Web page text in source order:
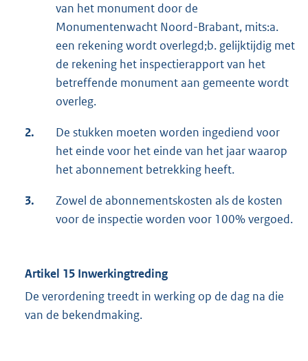
van het monument door de
Monumentenwacht Noord-Brabant, mits:a.
een rekening wordt overlegd;b. gelijktijdig met
de rekening het inspectierapport van het
betreffende monument aan gemeente wordt
overleg.
2.
De stukken moeten worden ingediend voor
het einde voor het einde van het jaar waarop
het abonnement betrekking heeft.
3.
Zowel de abonnementskosten als de kosten
voor de inspectie worden voor 100% vergoed.
Artikel 15 Inwerkingtreding
De verordening treedt in werking op de dag na die
van de bekendmaking.